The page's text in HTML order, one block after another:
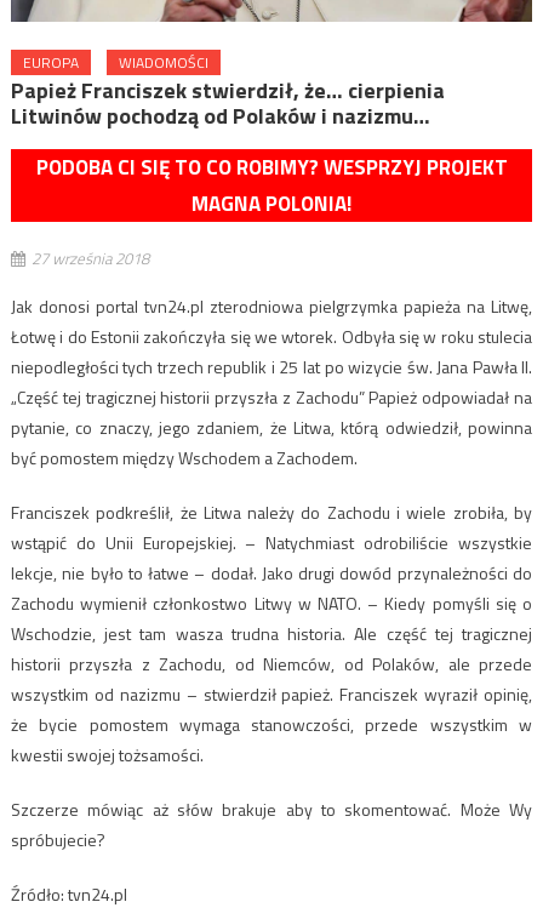
EUROPA WIADOMOŚCI
Papież Franciszek stwierdził, że… cierpienia
Litwinów pochodzą od Polaków i nazizmu…
PODOBA CI SIĘ TO CO ROBIMY? WESPRZYJ PROJEKT
MAGNA POLONIA!
27 września 2018
Jak donosi portal tvn24.pl zterodniowa pielgrzymka papieża na Litwę,
Łotwę i do Estonii zakończyła się we wtorek. Odbyła się w roku stulecia
niepodległości tych trzech republik i 25 lat po wizycie św. Jana Pawła II.
„Część tej tragicznej historii przyszła z Zachodu” Papież odpowiadał na
pytanie, co znaczy, jego zdaniem, że Litwa, którą odwiedził, powinna
być pomostem między Wschodem a Zachodem.
Franciszek podkreślił, że Litwa należy do Zachodu i wiele zrobiła, by
wstąpić do Unii Europejskiej. – Natychmiast odrobiliście wszystkie
lekcje, nie było to łatwe – dodał. Jako drugi dowód przynależności do
Zachodu wymienił członkostwo Litwy w NATO. – Kiedy pomyśli się o
Wschodzie, jest tam wasza trudna historia. Ale część tej tragicznej
historii przyszła z Zachodu, od Niemców, od Polaków, ale przede
wszystkim od nazizmu – stwierdził papież. Franciszek wyraził opinię,
że bycie pomostem wymaga stanowczości, przede wszystkim w
kwestii swojej tożsamości.
Szczerze mówiąc aż słów brakuje aby to skomentować. Może Wy
spróbujecie?
Źródło: tvn24.pl